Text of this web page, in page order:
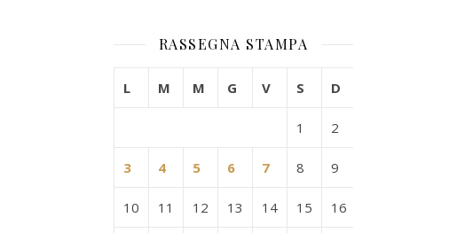
RASSEGNA STAMPA
L M M G V S D
1 2
3 4 5 6 7 8 9
10 11 12 13 14 15 16